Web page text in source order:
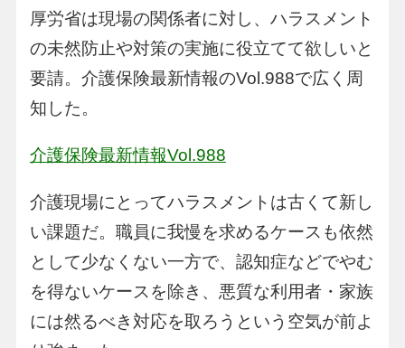
厚労省は現場の関係者に対し、ハラスメント
の未然防止や対策の実施に役立てて欲しいと
要請。介護保険最新情報のVol.988で広く周
知した。
介護保険最新情報Vol.988
介護現場にとってハラスメントは古くて新し
い課題だ。職員に我慢を求めるケースも依然
として少なくない一方で、認知症などでやむ
を得ないケースを除き、悪質な利用者・家族
には然るべき対応を取ろうという空気が前よ